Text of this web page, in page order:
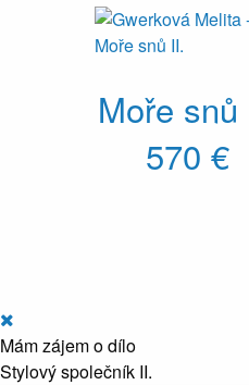
Moře snů
570 €
Mám zájem o dílo
Stylový společník II.